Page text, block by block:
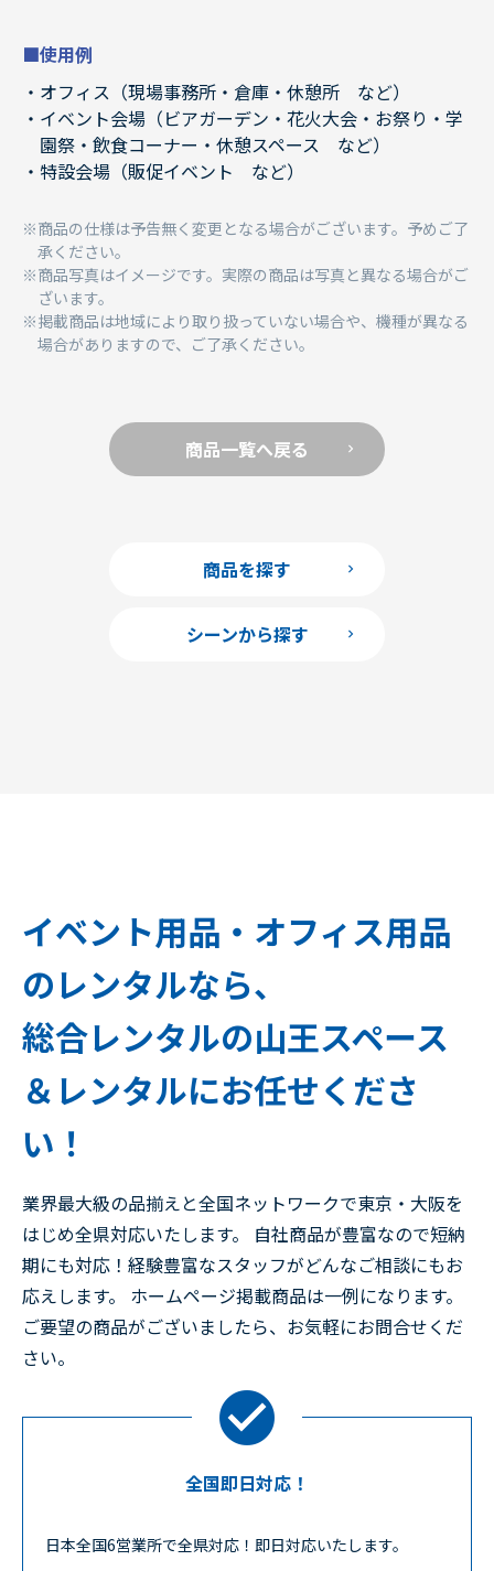
■使用例
オフィス（現場事務所・倉庫・休憩所 など）
イベント会場（ビアガーデン・花火大会・お祭り・学
園祭・飲食コーナー・休憩スペース など）
特設会場（販促イベント など）
商品の仕様は予告無く変更となる場合がございます。予めご了
承ください。
商品写真はイメージです。実際の商品は写真と異なる場合がご
ざいます。
掲載商品は地域により取り扱っていない場合や、機種が異なる
場合がありますので、ご了承ください。
商品一覧へ戻る
商品を探す
シーンから探す
イベント用品・オフィス用品
のレンタルなら、
総合レンタルの山王スペース
＆レンタルにお任せくださ
い！
業界最大級の品揃えと全国ネットワークで東京・大阪を
はじめ全県対応いたします。 自社商品が豊富なので短納
期にも対応！経験豊富なスタッフがどんなご相談にもお
応えします。 ホームページ掲載商品は一例になります。
ご要望の商品がございましたら、お気軽にお問合せくだ
さい。
全国即日対応！
日本全国6営業所で全県対応！即日対応いたします。